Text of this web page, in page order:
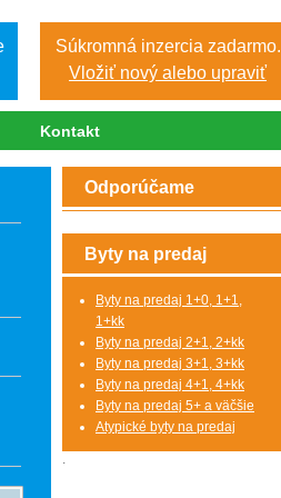
Súkromná inzercia zadarmo.
Vložiť nový alebo upraviť
Kontakt
Odporúčame
Byty na predaj
Byty na predaj 1+0, 1+1,
1+kk
Byty na predaj 2+1, 2+kk
Byty na predaj 3+1, 3+kk
Byty na predaj 4+1, 4+kk
Byty na predaj 5+ a väčšie
Atypické byty na predaj
.